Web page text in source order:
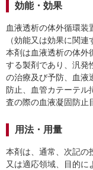
効能・効果
血液透析の体外循環装
（効能又は効果に関連
本剤は血液透析の体外
する製剤であり、汎発
の治療及び予防、血液
防止、血管カテーテル
査の際の血液凝固防止
用法・用量
本剤は、通常、次記の
又は適応領域、目的に